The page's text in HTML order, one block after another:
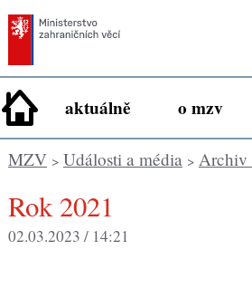
aktuálně o mzv
MZV> Události a média> Archiv
rok 2021
02.03.2023 / 14:21